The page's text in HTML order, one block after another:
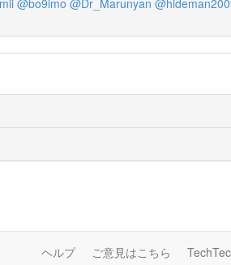
@bo9imo @Dr_Marunyan
ヘルプ ご意見はこちら